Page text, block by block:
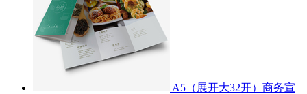
A5（展开大32开）商务宣